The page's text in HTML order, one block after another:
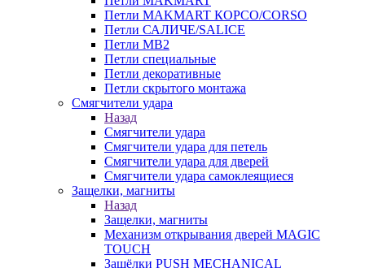
Петли MAKMART КОРСО/CORSO
Петли САЛИЧЕ/SALICE
Петли MB2
Петли специальные
Петли декоративные
Петли скрытого монтажа
Смягчители удара
Назад
Смягчители удара
Смягчители удара для петель
Смягчители удара для дверей
Cмягчители удара самоклеящиеся
Защелки, магниты
Назад
Защелки, магниты
Механизм открывания дверей MAGIC
TOUCH
Защёлки PUSH MECHANICAL